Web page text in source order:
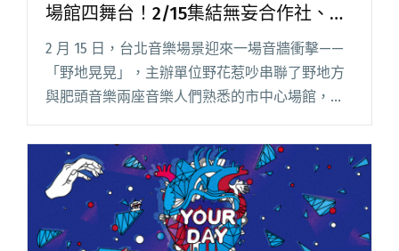
場館四舞台！2/15集結無妄合作社、
Manic Sheep、陳修澤等20組台日樂團
2 月 15 日，台北音樂場景迎來一場音牆衝擊——
「野地晃晃」，主辦單位野花惹吵串聯了野地方
與肥頭音樂兩座音樂人們熟悉的市中心場館，四
sleep、UTERO 三組瞪鞋樂團。 而台灣閱讀全文
"「野地晃晃」串連野地方、肥頭音樂雙場館四舞
台！2/15集結無妄合作社、Manic Sheep、陳修
澤等20組台日樂團"